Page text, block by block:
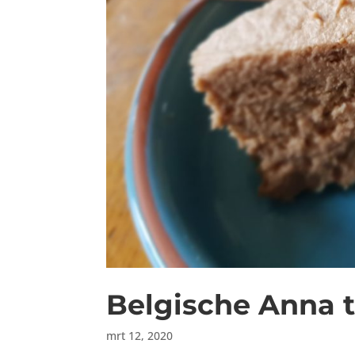
Belgische Anna
mrt 12, 2020